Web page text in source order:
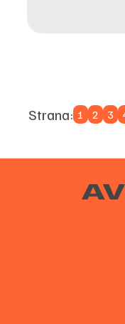
Strana: 1 2 3